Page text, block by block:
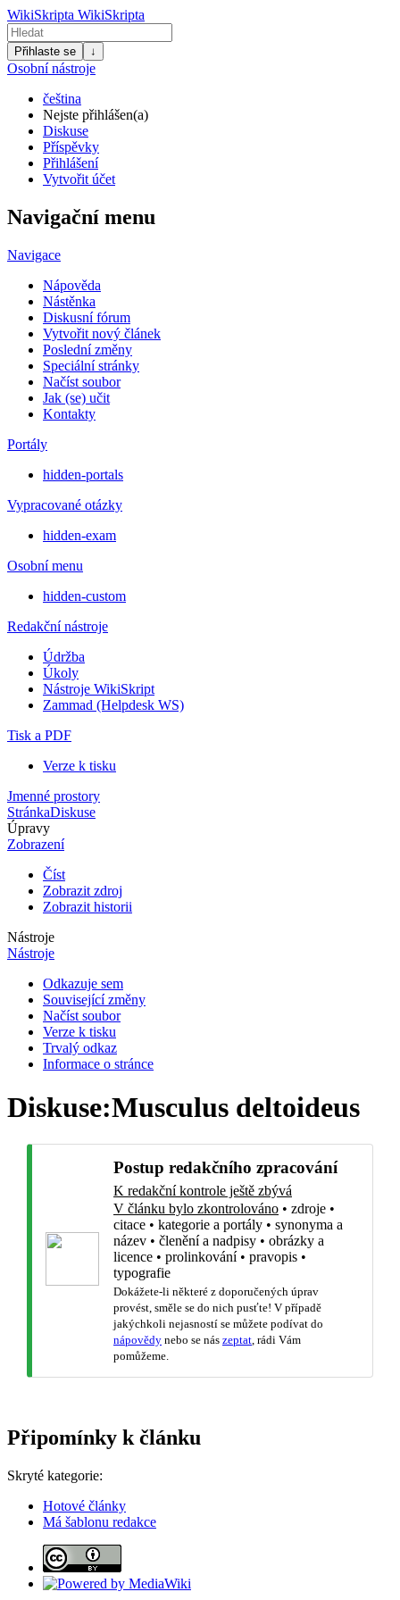
WikiSkripta WikiSkripta
Přihlaste se ↓
Osobní nástroje
čeština
Nejste přihlášen(a)
Diskuse
Příspěvky
Přihlášení
Vytvořit účet
Navigační menu
Navigace
Nápověda
Nástěnka
Diskusní fórum
Vytvořit nový článek
Poslední změny
Speciální stránky
Načíst soubor
Jak (se) učit
Kontakty
Portály
hidden-portals
Vypracované otázky
hidden-exam
Osobní menu
hidden-custom
Redakční nástroje
Údržba
Úkoly
Nástroje WikiSkript
Zammad (Helpdesk WS)
Tisk a PDF
Verze k tisku
Jmenné prostory
StránkaDiskuse
Úpravy
Zobrazení
Číst
Zobrazit zdroj
Zobrazit historii
Nástroje
Nástroje
Odkazuje sem
Související změny
Načíst soubor
Verze k tisku
Trvalý odkaz
Informace o stránce
Diskuse:Musculus deltoideus
Postup redakčního zpracování
K redakční kontrole ještě zbývá
V článku bylo zkontrolováno • zdroje •
citace • kategorie a portály • synonyma a
název • členění a nadpisy • obrázky a
licence • prolinkování• pravopis •
typografie
Dokážete-li některé z doporučených úprav
provést, směle se do nich pusťte! V případě
jakýchkoli nejasností se můžete podívat do
nápovědy nebo se nás zeptat , rádi Vám
pomůžeme.
Připomínky k článku
Skryté kategorie:
Hotové články
Má šablonu redakce